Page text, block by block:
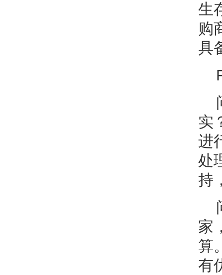
生
购
具
实
进
处
持
家
算
有